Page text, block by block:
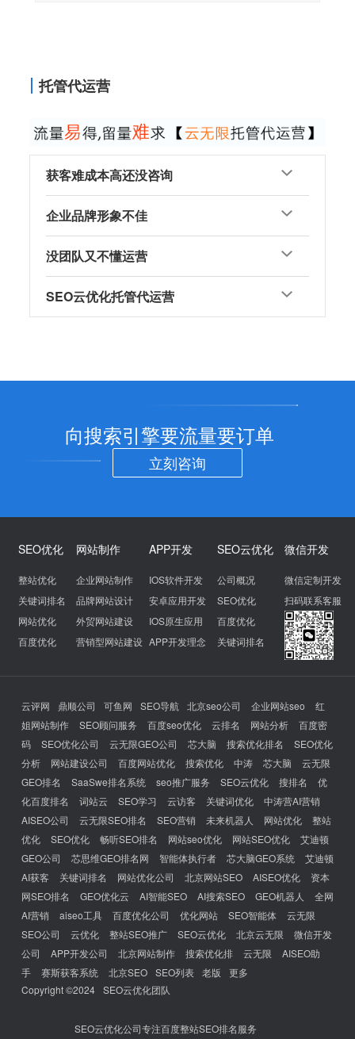
托管代运营
获客难成本高还没咨询
企业品牌形象不佳
没团队又不懂运营
SEO云优化托管代运营
向搜索引擎要流量要订单
立刻咨询
SEO优化
整站优化
关键词排名
网站优化
百度优化
网站制作
企业网站制作
品牌网站设计
外贸网站建设
营销型网站建设
APP开发
IOS软件开发
安卓应用开发
IOS原生应用
APP开发理念
SEO云优化
公司概况
SEO优化
百度优化
关键词排名
微信开发
微信定制开发
扫码联系客服
云评网 鼎顺公司 可鱼网 SEO导航 北京seo公司 企业网站seo
红
姐网站制作
SEO顾问服务 百度seo优化 云排名 网站分析
百度密
码
SEO优化公司 云无限GEO公司 芯大脑 搜索优化排名
SEO优化
分析
网站建设公司 百度网站优化 搜索优化 中涛 芯大脑
云无限
GEO排名
SaaSwe排名系统 seo推广服务 SEO云优化 搜排名
优
化百度排名
词站云 SEO学习 云访客 关键词优化
中涛营AI营销
AISEO公司
云无限SEO排名 SEO营销 未来机器人 网站优化
整站
优化
SEO优化 畅听SEO排名 网站seo优化 网站SEO优化
艾迪顿
GEO公司
芯思维GEO排名网 智能体执行者 芯大脑GEO系统
艾迪顿
AI获客
关键词排名 网站优化公司 北京网站SEO AISEO优化
资本
网SEO排名
GEO优化云 AI智能SEO AI搜索SEO GEO机器人
全网
AI营销
aiseo工具 百度优化公司 优化网站 SEO智能体
云无限
SEO公司
云优化 整站SEO推广 SEO云优化 北京云无限
微信开发
公司
APP开发公司 北京网站制作 搜索优化排 云无限
AISEO助
手
赛斯获客系统 北京SEO SEO列表 老版
更多
Copyright ©2024 SEO云优化团队
SEO云优化公司专注百度整站SEO排名服务